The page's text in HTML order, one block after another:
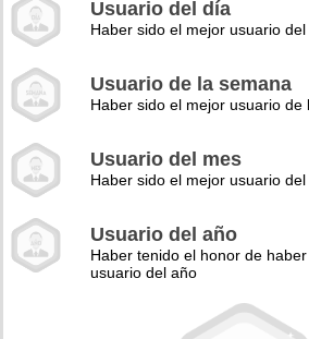
Usuario del día
Haber sido el mejor usuario del
Usuario de la semana
Haber sido el mejor usuario de
Usuario del mes
Haber sido el mejor usuario
Usuario del año
Haber tenido el honor de
usuario del año